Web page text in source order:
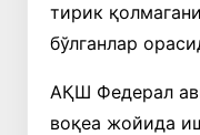
тирик
бўлганлар
АҚШ Федерал
воқеа жойида